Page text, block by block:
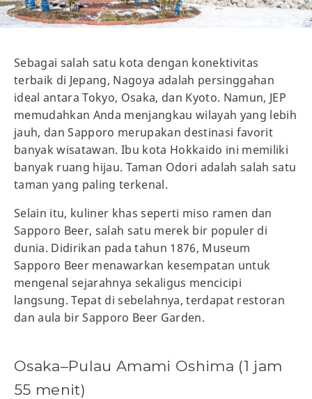
Sebagai salah satu kota dengan konektivitas
terbaik di Jepang, Nagoya adalah persinggahan
ideal antara Tokyo, Osaka, dan Kyoto. Namun, JEP
memudahkan Anda menjangkau wilayah yang lebih
jauh, dan Sapporo merupakan destinasi favorit
banyak wisatawan. Ibu kota Hokkaido ini memiliki
banyak ruang hijau. Taman Odori adalah salah satu
taman yang paling terkenal.
Selain itu, kuliner khas seperti miso ramen dan
Sapporo Beer, salah satu merek bir populer di
dunia. Didirikan pada tahun 1876, Museum
Sapporo Beer menawarkan kesempatan untuk
mengenal sejarahnya sekaligus mencicipi
langsung. Tepat di sebelahnya, terdapat restoran
dan aula bir Sapporo Beer Garden.
Osaka–Pulau Amami Oshima (1 jam
55 menit)